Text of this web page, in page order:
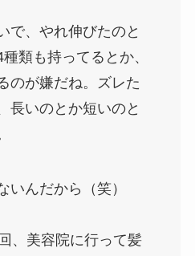
で、やれ伸びたのと
類も持ってるとか、
のが嫌だね。ズレた
長いのとか短いのと
いんだから（笑）
、美容院に行って髪